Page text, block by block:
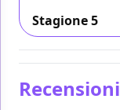
Stagione 5
Recensioni